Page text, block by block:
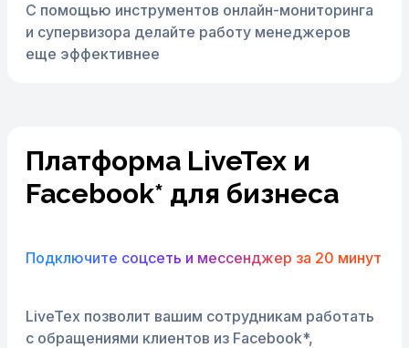
С помощью инструментов онлайн-мониторинга
и супервизора делайте работу менеджеров
еще эффективнее
Платформа LiveTex и
Facebook* для бизнеса
Подключите соцсеть и мессенджер за 20 минут
LiveTex позволит вашим сотрудникам работать
с обращениями клиентов из Facebook*,